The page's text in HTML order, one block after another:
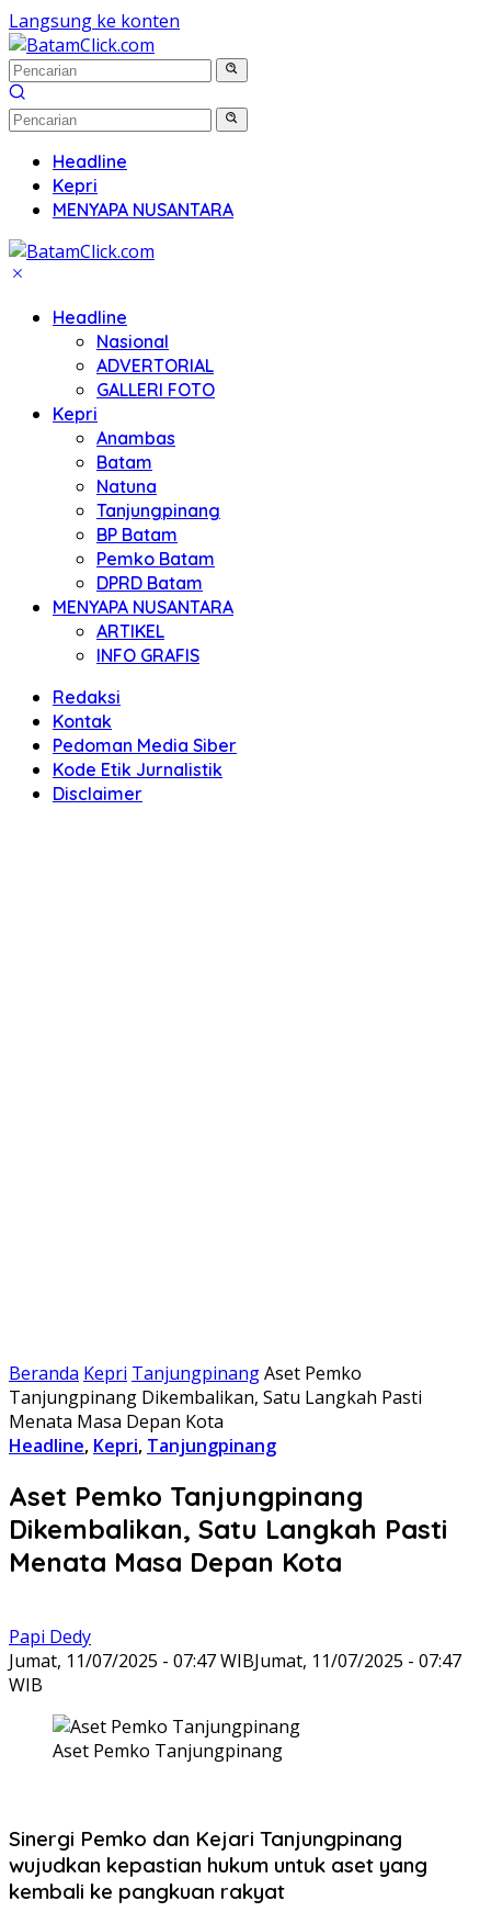
Langsung ke konten
Headline
Kepri
MENYAPA NUSANTARA
Headline
Nasional
ADVERTORIAL
GALLERI FOTO
Kepri
Anambas
Batam
Natuna
Tanjungpinang
BP Batam
Pemko Batam
DPRD Batam
MENYAPA NUSANTARA
ARTIKEL
INFO GRAFIS
Redaksi
Kontak
Pedoman Media Siber
Kode Etik Jurnalistik
Disclaimer
Beranda Kepri TanjungpinangAset Pemko
Tanjungpinang Dikembalikan, Satu Langkah Pasti
Menata Masa Depan Kota
Headline, Kepri, Tanjungpinang
Aset Pemko Tanjungpinang
Dikembalikan, Satu Langkah Pasti
Menata Masa Depan Kota
Papi Dedy
Jumat, 11/07/2025 - 07:47 WIBJumat, 11/07/2025 - 07:47
WIB
Aset Pemko Tanjungpinang
Sinergi Pemko dan Kejari Tanjungpinang
wujudkan kepastian hukum untuk aset yang
kembali ke pangkuan rakyat